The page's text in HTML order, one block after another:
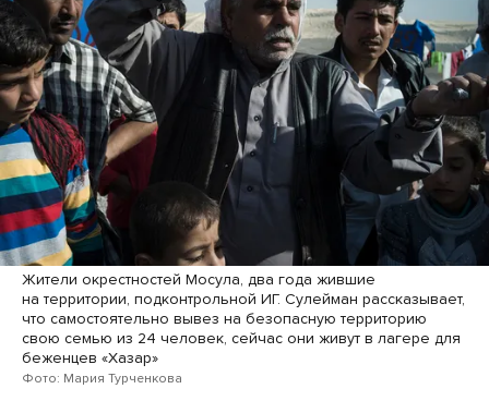
Жители окрестностей Мосула, два года жившие
на территории, подконтрольной ИГ. Сулейман рассказывает,
что самостоятельно вывез на безопасную территорию
свою семью из 24 человек, сейчас они живут в лагере для
беженцев «Хазар»
Фото: Мария Турченкова